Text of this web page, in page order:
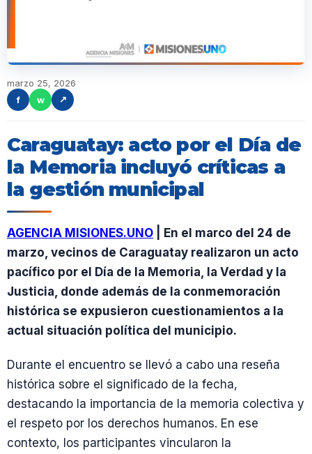
marzo 25, 2026
f
w ↗
Caraguatay: acto por el Día de
la Memoria incluyó críticas a
la gestión municipal
AGENCIA MISIONES.UNO | En el marco del 24 de
marzo, vecinos de Caraguatay realizaron un acto
pacífico por el Día de la Memoria, la Verdad y la
Justicia, donde además de la conmemoración
histórica se expusieron cuestionamientos a la
actual situación política del municipio.
Durante el encuentro se llevó a cabo una reseña
histórica sobre el significado de la fecha,
destacando la importancia de la memoria colectiva y
el respeto por los derechos humanos. En ese
contexto, los participantes vincularon la